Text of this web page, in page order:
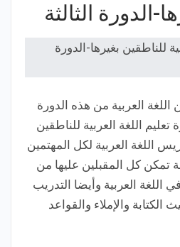
الدورة الثالثة
العربية من هذه الدورة
تعليم اللغة العربية للناطقين
اللغة العربية لكل المهتمين
تمكن كل المقبلين عليها من
اللغة العربية وأيضا التدريب
والإملاء والقواعد